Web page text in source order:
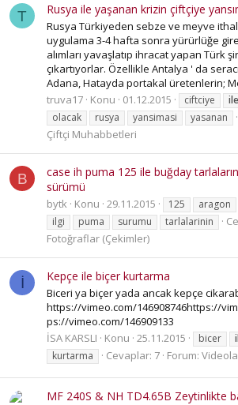
T Rusya ile yaşanan krizin çiftçiye
Rusya Türkiyeden sebze ve meyve
uygulama 3-4 hafta sonra yürürlüğe
alımları yavaşlatıp ihracat yapan Türk
çıkartıyorlar. Özellikle Antalya ' da
Adana, Hatayda portakal üretenlerin;
truva17 Konu 01.12.2015 ciftciye ile
olacak
rusya yansimasi yasanan
Çiftçi Muhabbetleri
B
case ih puma 125 ile buğday
sürümü
bytk Konu 29.11.2015 125 aragon
ilgi
puma surumu tarlalarinin
Fotoğraflar (Çekimler)
İ Kepçe ile biçer kurtarma
Biceri ya biçer yada ancak kepçe
https://vimeo.com/146908746https://
ps://vimeo.com/146909133
İSA KARSLI
Konu 25.11.2015 bicer
kurtarma
Cevaplar: 7 Forum:
MF 240S & NH TD4.65B Zeytinlikte